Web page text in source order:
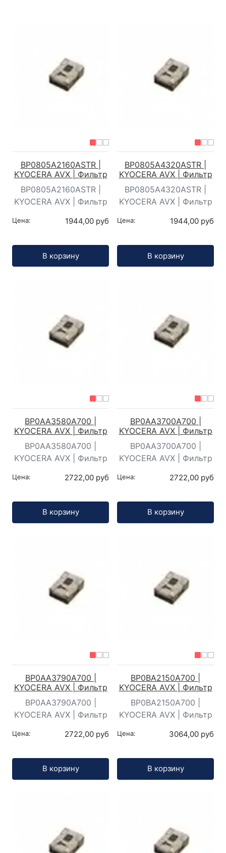
BP0805A2160ASTR |
KYOCERA AVX | Фильтр
BP0805A2160ASTR |
KYOCERA AVX | Фильтр
Цена: 1944,00 руб
В корзину
BP0805A4320ASTR |
KYOCERA AVX | Фильтр
BP0805A4320ASTR |
KYOCERA AVX | Фильтр
Цена: 1944,00 руб
В корзину
BP0AA3580A700 |
KYOCERA AVX | Фильтр
BP0AA3580A700 |
KYOCERA AVX | Фильтр
Цена: 2722,00 руб
В корзину
BP0AA3700A700 |
KYOCERA AVX | Фильтр
BP0AA3700A700 |
KYOCERA AVX | Фильтр
Цена: 2722,00 руб
В корзину
BP0AA3790A700 |
KYOCERA AVX | Фильтр
BP0AA3790A700 |
KYOCERA AVX | Фильтр
Цена: 2722,00 руб
В корзину
BP0BA2150A700 |
KYOCERA AVX | Фильтр
BP0BA2150A700 |
KYOCERA AVX | Фильтр
Цена: 3064,00 руб
В корзину